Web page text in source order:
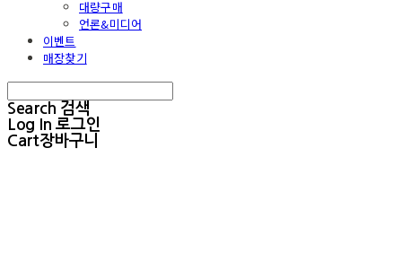
대량구매
언론&미디어
이벤트
매장찾기
Search 검색
Log In 로그인
Cart장바구니